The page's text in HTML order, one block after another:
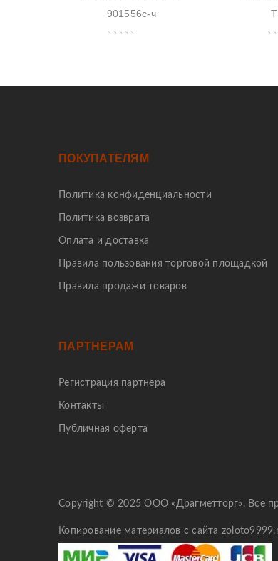
901556с-ч
ПОКУПАТЕЛЯМ
Политика конфиденциальности
Политика возврата
Оплата и доставка
Правила пользования торговой площадкой
Правила продажи товаров
ПАРТНЕРАМ
Регистрация партнера
Контакты
Публичная оферта
Copyright © 2025 ООО «Драгметторг». Все
Копирование материалов с сайта